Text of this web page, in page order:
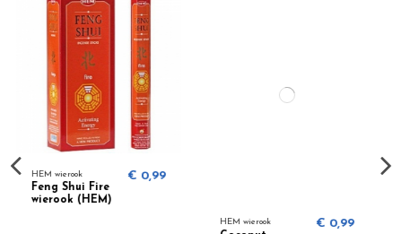
HEM wierook